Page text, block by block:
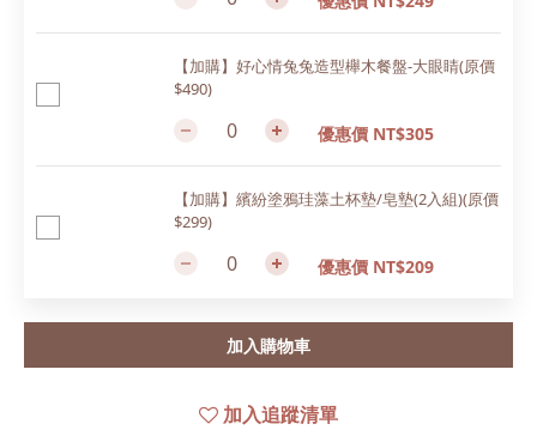
【加購】好心情兔兔造型櫸木餐盤-大眼睛(原價
$490)
優惠價 NT$305
【加購】繽紛塗鴉珪藻土杯墊/皂墊(2入組)(原價
$299)
優惠價 NT$209
加入購物車
加入追蹤清單